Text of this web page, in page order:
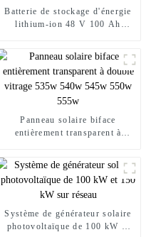
Batterie de stockage d'énergie
lithium-ion 48 V 100 Ah
Panneau solaire biface
entièrement transparent à
Système de générateur solaire
photovoltaïque de 100 kW et